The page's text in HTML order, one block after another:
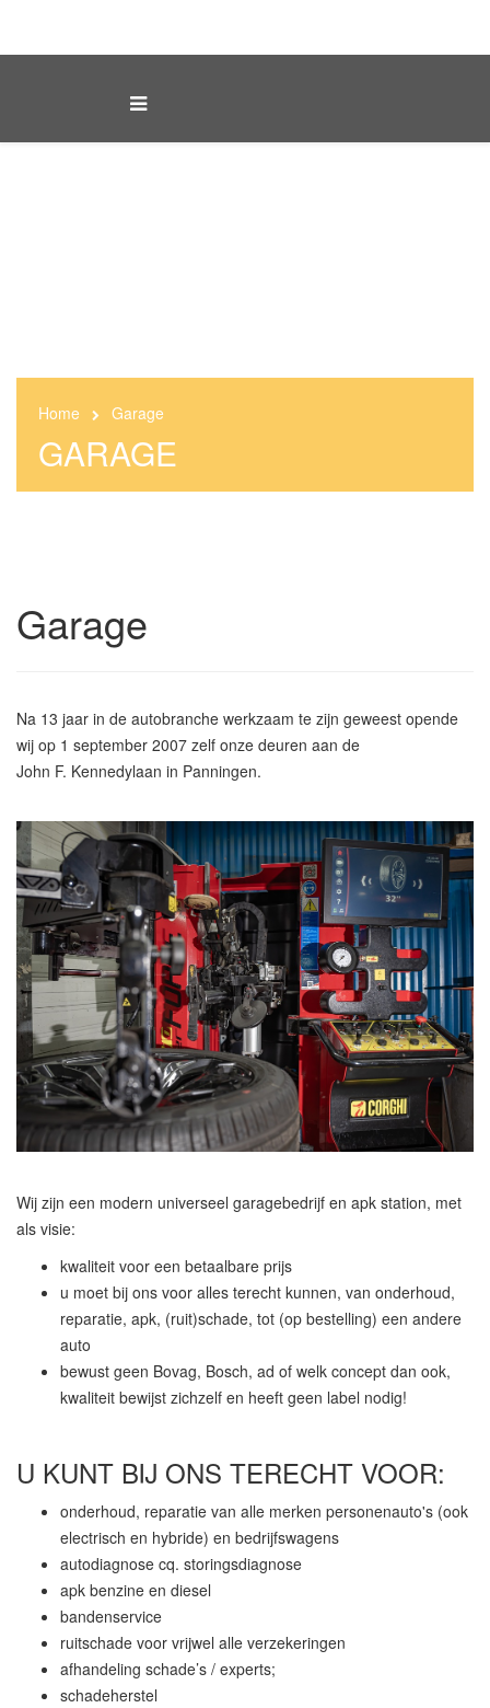
Home Garage
GARAGE
Garage
Na 13 jaar in de autobranche werkzaam te zijn geweest opende
wij op 1 september 2007 zelf onze deuren aan de
John F. Kennedylaan in Panningen.
Wij zijn een modern universeel garagebedrijf en apk station, met
als visie:
kwaliteit voor een betaalbare prijs
u moet bij ons voor alles terecht kunnen, van onderhoud,
reparatie, apk, (ruit)schade, tot (op bestelling) een andere
auto
bewust geen Bovag, Bosch, ad of welk concept dan ook,
kwaliteit bewijst zichzelf en heeft geen label nodig!
U KUNT BIJ ONS TERECHT VOOR:
onderhoud, reparatie van alle merken personenauto's (ook
electrisch en hybride) en bedrijfswagens
autodiagnose cq. storingsdiagnose
apk benzine en diesel
bandenservice
ruitschade voor vrijwel alle verzekeringen
afhandeling schade’s / experts;
schadeherstel